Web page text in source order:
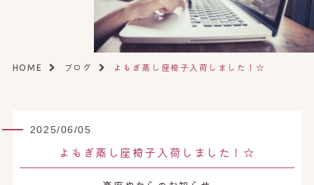
お悩み温活ガイド▼
店舗一覧▼
開業サポート
オンライン予約はこちら
HOME ブログ よもぎ蒸し座椅子入荷しました！☆
2025/06/05
よもぎ蒸し座椅子入荷しました！☆